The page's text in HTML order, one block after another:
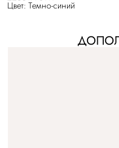
Цвет: Темно-синий